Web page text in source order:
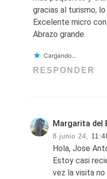
gracias al turismo,
Excelente micro
Abrazo grande.
Cargando...
RESPONDER
Margarita del
8 junio 24,
Hola, Jose
Estoy casi
vez la visita no